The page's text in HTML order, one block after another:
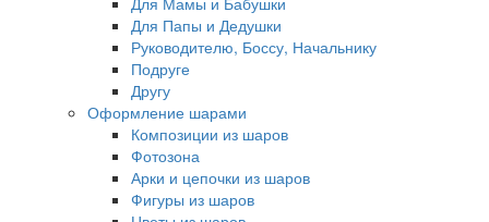
Для Папы и Дедушки
Руководителю, Боссу, Начальнику
Подруге
Другу
Оформление шарами
Композиции из шаров
Фотозона
Арки и цепочки из шаров
Фигуры из шаров